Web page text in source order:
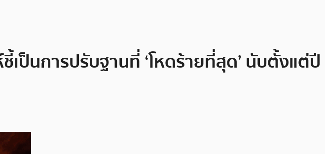
ป็นการปรับฐานที่ ‘โหดร้ายที่สุด’ นับตั้งแต่ปี